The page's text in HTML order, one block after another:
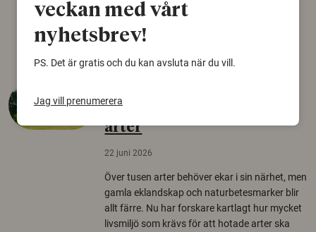
Arkeologi
krävs för att rädda hotade
arter
22 juni 2026
Över tusen arter behöver ekar i sin närhet, men
gamla eklandskap och naturbetesmarker blir
allt färre. Nu har forskare kartlagt hur mycket
livsmiljö som krävs för att hotade arter ska
veckan med vårt
nyhetsbrev!
PS. Det är gratis och du kan avsluta när du vill.
Jag vill prenumerera